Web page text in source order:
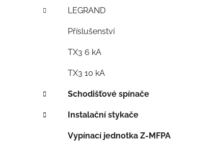
LEGRAND
Příslušenství
TX3 6 kA
TX3 10 kA
Schodišťové spínače
Instalační stykače
Vypínací jednotka Z-MFPA